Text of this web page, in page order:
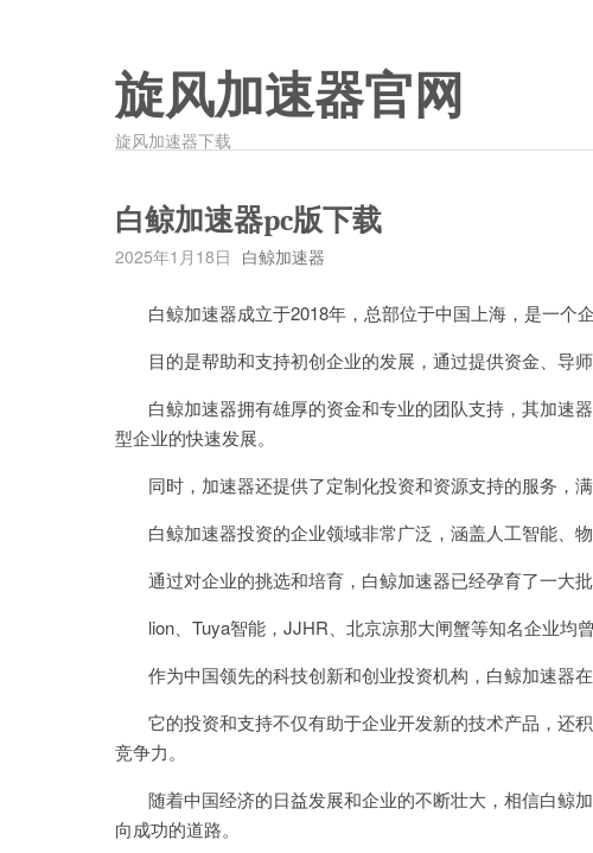
旋风加速器官网
旋风加速器下载
白鲸加速器pc版下载
2025年1月18日 白鲸加速器
白鲸加速器成立于2018年，总部位于中国上海，是一个企
目的是帮助和支持初创企业的发展，通过提供资金、导师
白鲸加速器拥有雄厚的资金和专业的团队支持，其加速
型企业的快速发展。
同时，加速器还提供了定制化投资和资源支持的服务，满
白鲸加速器投资的企业领域非常广泛，涵盖人工智能、物
通过对企业的挑选和培育，白鲸加速器已经孕育了一大批
lion、Tuya智能，JJHR、北京凉那大闸蟹等知名企业均曾
作为中国领先的科技创新和创业投资机构，白鲸加速器在
它的投资和支持不仅有助于企业开发新的技术产品，还
竞争力。
随着中国经济的日益发展和企业的不断壮大，相信白鲸
向成功的道路。